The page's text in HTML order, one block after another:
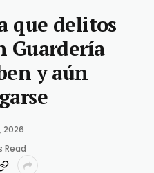
que delitos
Guardería
y aún
2026
Read